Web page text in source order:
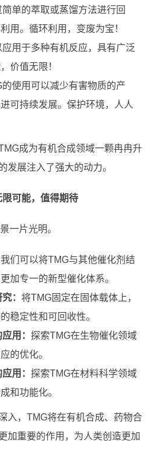
单的萃取或蒸馏方法进行回
用。循环利用，变废为宝！
应用于多种有机反应，具有广泛
价值无限！
的使用可以减少有害物质的产
可持续发展。保护环境，人人
成为有机合成领域一颗冉冉升
发展注入了强大的动力。
可能，值得期待
一片光明。
我们可以将TMG与其他催化剂结
加专一的新型催化体系。
： 将TMG固定在固体载体上，
稳定性和可回收性。
用： 探索TMG在生物催化领域
的优化。
用： 探索TMG在材料科学领域
和功能化。
入，TMG将在有机合成、药物合
加重要的作用，为人类创造更加